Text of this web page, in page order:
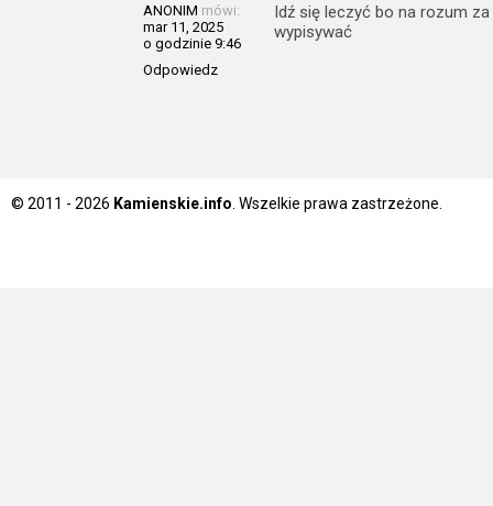
ANONIM mówi:
mar 11, 2025
o godzinie 9:46
Odpowiedz
Idź się leczyć bo na rozum
wypisywać
© 2011 - 2026 Kamienskie.info . Wszelkie prawa zastrzeżone.